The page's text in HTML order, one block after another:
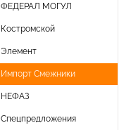
ФЕДЕРАЛ МОГУЛ
Костромской
Элемент
Импорт Смежники
НЕФАЗ
Спецпредложения